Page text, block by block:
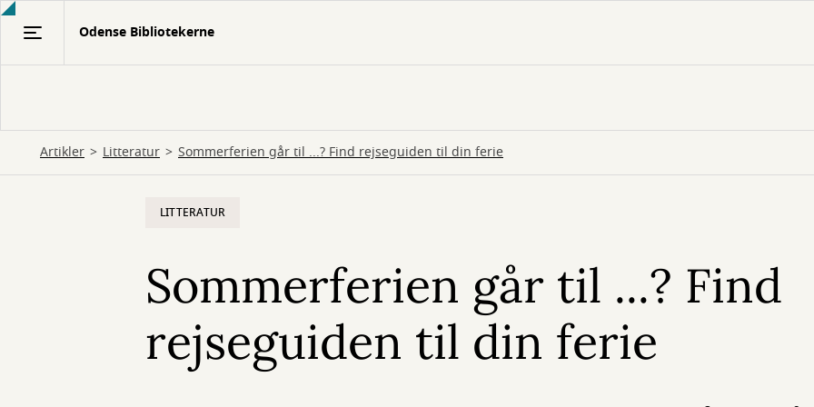
Gå
Odense Bibliotekerne
Artikler Litteratur Sommerferien går til ...? Find rejseguiden til din ferie
LITTERATUR
Sommerferien går til ...? Find
rejseguiden til din ferie